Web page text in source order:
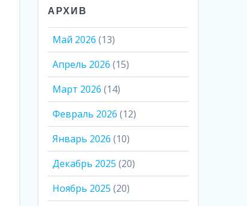
АРХИВ
Май 2026 (13)
Апрель 2026 (15)
Март 2026 (14)
Февраль 2026 (12)
Январь 2026 (10)
Декабрь 2025 (20)
Ноябрь 2025 (20)